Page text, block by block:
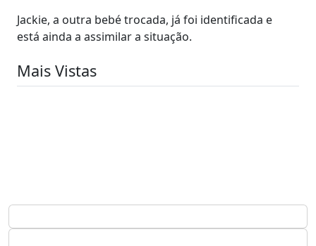
Jackie, a outra bebé trocada, já foi identificada e
está ainda a assimilar a situação.
Mais Vistas